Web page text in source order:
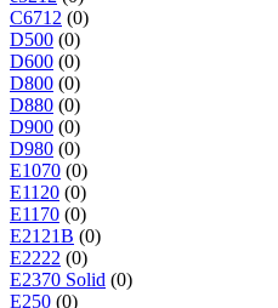
C6712 (0)
D500 (0)
D600 (0)
D800 (0)
D880 (0)
D900 (0)
D980 (0)
E1070 (0)
E1120 (0)
E1170 (0)
E2121B (0)
E2222 (0)
E2370 Solid (0)
E250 (0)